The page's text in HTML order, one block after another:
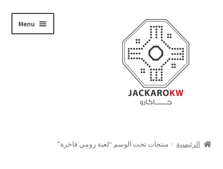
navigation
content
Menu
الرئيسية منتجات تحت الوسم “لعبة رومي فاخرة”